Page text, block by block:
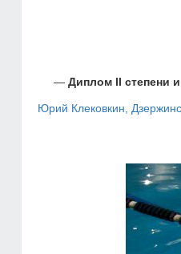
Диплом II степени
Юрий Клековкин,